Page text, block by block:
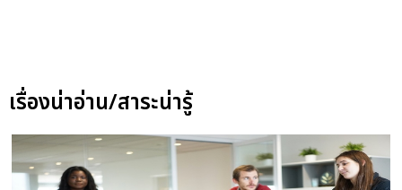
เรื่องน่าอ่าน/สาระน่ารู้